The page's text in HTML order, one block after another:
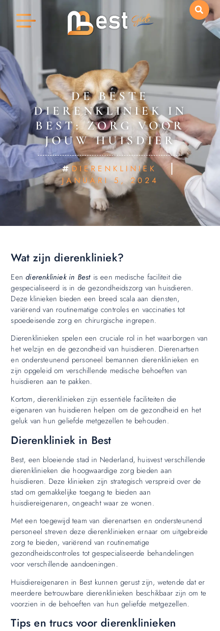
DE BESTE
DIERENKLINIEK IN
BEST: ZORG VOOR
JOUW HUISDIER
DIERENKLINIEK
JANUARI 5, 2024
Wat zijn dierenkliniek?
Eendierenkliniek in Bestis een medische faciliteit die
gespecialiseerd is in de gezondheidszorg van huisdieren.
Deze klinieken bieden een breed scala aan diensten,
variërend van routinematige controles en vaccinaties tot
spoedeisende zorg en chirurgische ingrepen.
Dierenklinieken spelen een cruciale rol in het waarborgen van
het welzijn en de gezondheid van huisdieren. Dierenartsen
en ondersteunend personeel bemannen dierenklinieken en
zijn opgeleid om verschillende medische behoeften van
huisdieren aan te pakken.
Kortom, dierenklinieken zijn essentiële faciliteiten die
eigenaren van huisdieren helpen om de gezondheid en het
geluk van hun geliefde metgezellen te behouden.
Dierenkliniek in Best
Best, een bloeiende stad in Nederland, huisvest verschillende
dierenklinieken die hoogwaardige zorg bieden aan
huisdieren. Deze klinieken zijn strategisch verspreid over de
stad om gemakkelijke toegang te bieden aan
huisdiereigenaren, ongeacht waar ze wonen.
Met een toegewijd team van dierenartsen en ondersteunend
personeel streven deze dierenklinieken ernaar om uitgebreide
zorg te bieden, variërend van routinematige
gezondheidscontroles tot gespecialiseerde behandelingen
voor verschillende aandoeningen.
Huisdiereigenaren in Best kunnen gerust zijn, wetende dat er
meerdere betrouwbare dierenklinieken beschikbaar zijn om te
voorzien in de behoeften van hun geliefde metgezellen.
Tips en trucs voor dierenklinieken